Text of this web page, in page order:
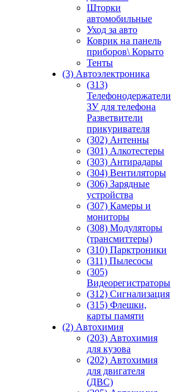
Шторки
автомобильные
Уход за авто
Коврик на панель
приборов\ Корыто
Тенты
(3) Автоэлектроника
(313)
Телефонодержатели
ЗУ для телефона
Разветвители
прикуривателя
(302) Антенны
(301) Алкотестеры
(303) Антирадары
(304) Вентиляторы
(306) Зарядные
устройства
(307) Камеры и
мониторы
(308) Модуляторы
(трансмиттеры)
(310) Парктроники
(311) Пылесосы
(305)
Видеорегистраторы
(312) Сигнализация
(315) Флешки,
карты памяти
(2) Автохимия
(203) Автохимия
для кузова
(202) Автохимия
для двигателя
(ДВС)